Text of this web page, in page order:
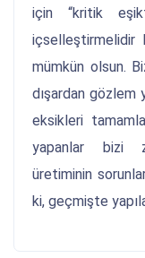
için “kritik
içselleştirmelidir
mümkün olsun.
dışardan gözlem
eksikleri
yapanlar bizi
üretiminin
ki, geçmişte